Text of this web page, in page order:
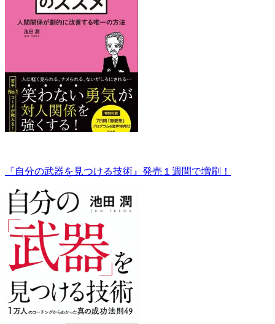
『自分の武器を見つける技術』発売１週間で増刷！